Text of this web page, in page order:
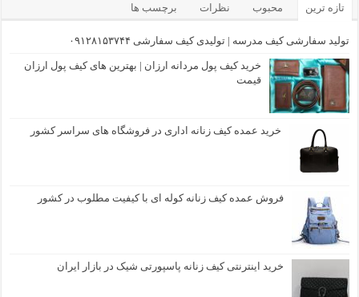
تازه ترین محبوب نظرات برچسب ها
تولید سفارشی کیف مدرسه | تولیدی کیف سفارشی ۰۹۱۲۸۱۵۳۷۴۴
خرید کیف پول مردانه ارزان | بهترین های کیف پول ارزان
قیمت
خرید عمده کیف زنانه اداری در فروشگاه های سراسر کشور
فروش عمده کیف زنانه کوله ای با کیفیت مطلوب در کشور
خرید اینترنتی کیف زنانه پاسپورتی شیک در بازار ایران